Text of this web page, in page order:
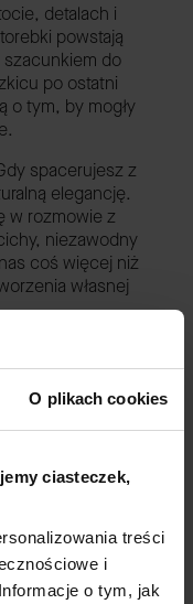
O plikach cookies
ciasteczek,
treści
i
o tym, jak
detalach i
powstają
szacunkiem do
po ostatni
o tym, by mogły
spacerujesz z
elegancję.
w rozmowie z
niezawodny
coś więcej niż
własnej
klientów: e-